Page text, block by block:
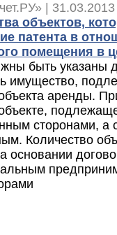
|
объектов,
патента в
помещения в
быть указаны
имущество,
аренды.
сторонами, а
Количество
основании